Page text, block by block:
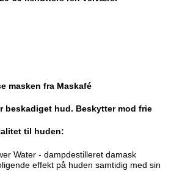
masken fra Maskafé
beskadiget hud. Beskytter mod frie
til huden:
Water - dampdestilleret damask
effekt på huden samtidig med sin